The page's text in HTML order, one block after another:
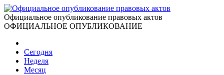
Официальное опубликование правовых актов
ОФИЦИАЛЬНОЕ ОПУБЛИКОВАНИЕ
Сегодня
Неделя
Месяц